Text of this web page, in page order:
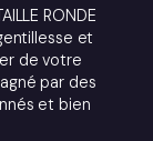
RONDE
et
de votre
par des
et bien